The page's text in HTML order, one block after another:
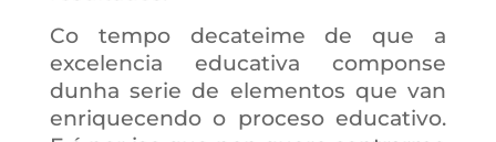
Co tempo decateime de que a
excelencia educativa componse
dunha serie de elementos que van
enriquecendo o proceso educativo.